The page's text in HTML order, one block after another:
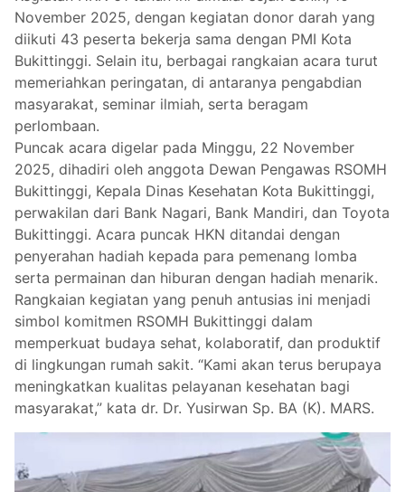
November 2025, dengan kegiatan donor darah yang
diikuti 43 peserta bekerja sama dengan PMI Kota
Bukittinggi. Selain itu, berbagai rangkaian acara turut
memeriahkan peringatan, di antaranya pengabdian
masyarakat, seminar ilmiah, serta beragam
perlombaan.
Puncak acara digelar pada Minggu, 22 November
2025, dihadiri oleh anggota Dewan Pengawas RSOMH
Bukittinggi, Kepala Dinas Kesehatan Kota Bukittinggi,
perwakilan dari Bank Nagari, Bank Mandiri, dan Toyota
Bukittinggi. Acara puncak HKN ditandai dengan
penyerahan hadiah kepada para pemenang lomba
serta permainan dan hiburan dengan hadiah menarik.
Rangkaian kegiatan yang penuh antusias ini menjadi
simbol komitmen RSOMH Bukittinggi dalam
memperkuat budaya sehat, kolaboratif, dan produktif
di lingkungan rumah sakit. “Kami akan terus berupaya
meningkatkan kualitas pelayanan kesehatan bagi
masyarakat,” kata dr. Dr. Yusirwan Sp. BA (K). MARS.